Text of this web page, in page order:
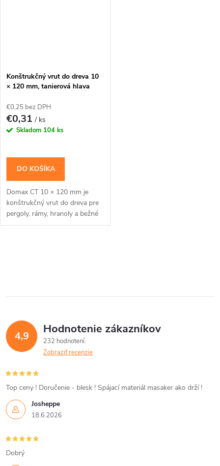
Konštrukčný vrut do dreva 10
× 120 mm, tanierová hlava
€0,25 bez DPH
€0,31/ ks
Skladom 104 ks
DO KOŠÍKA
Domax CT 10 × 120 mm je
konštrukčný vrut do dreva pre
pergoly, rámy, hranoly a bežné
tesárske spoje s priznanou
l
d
a
c
i
e
p
r
4,9 Hodnotenie zákazníkov
232 hodnotení
Zobraziť recenzie
Josheppe
18.6.2026
Top ceny ! Doručenie - blesk ! Spájací materiál masaker ako drží !
Dobrý